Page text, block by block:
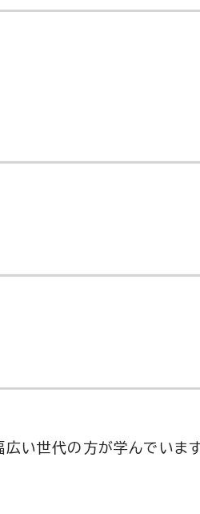
い世代の方が学んでいま